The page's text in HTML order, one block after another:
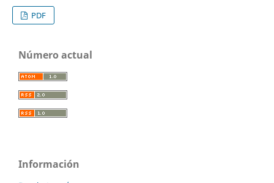
PDF
Número actual
Información